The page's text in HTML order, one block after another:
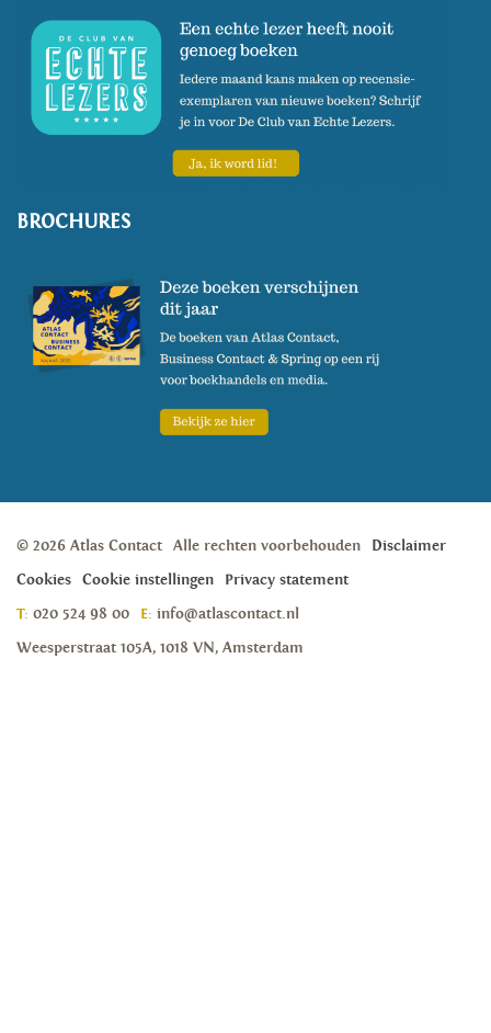
BROCHURES
© 2026 Atlas Contact Alle rechten voorbehouden
Disclaimer
Cookies
Cookie instellingen
Privacy statement
T: 020 524 98 00 E: info@atlascontact.nl
Weesperstraat 105A, 1018 VN, Amsterdam